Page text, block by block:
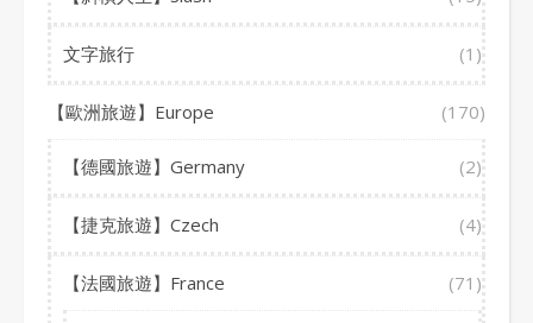
文字旅行 (1)
【歐洲旅遊】Europe (170)
【德國旅遊】Germany (2)
【捷克旅遊】Czech (4)
【法國旅遊】France (71)